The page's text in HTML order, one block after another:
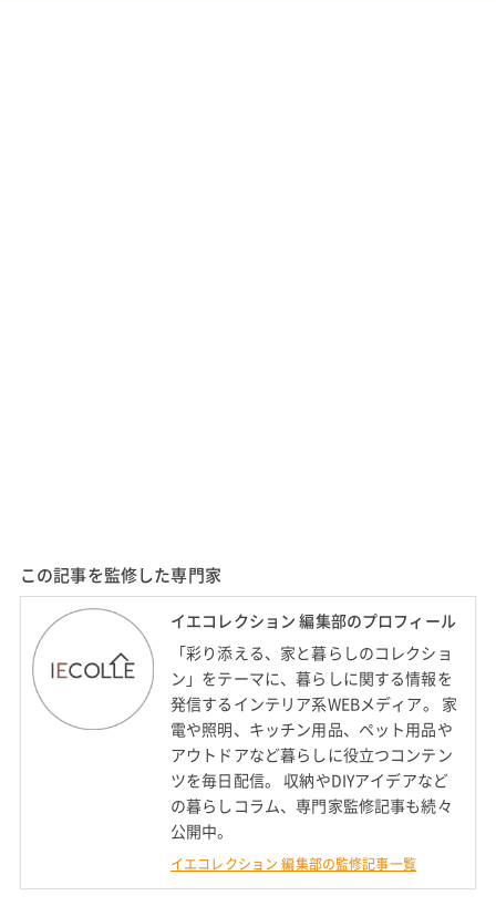
この記事を監修した専門家
イエコレクション 編集部のプロフィール
「彩り添える、家と暮らしのコレクショ
ン」をテーマに、暮らしに関する情報を
発信するインテリア系WEBメディア。 家
電や照明、キッチン用品、ペット用品や
アウトドアなど暮らしに役立つコンテン
ツを毎日配信。 収納やDIYアイデアなど
の暮らしコラム、専門家監修記事も続々
公開中。
イエコレクション 編集部の監修記事一覧